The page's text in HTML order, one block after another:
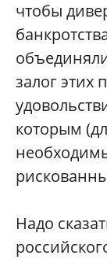
чтобы
залог этих
которым
Надо